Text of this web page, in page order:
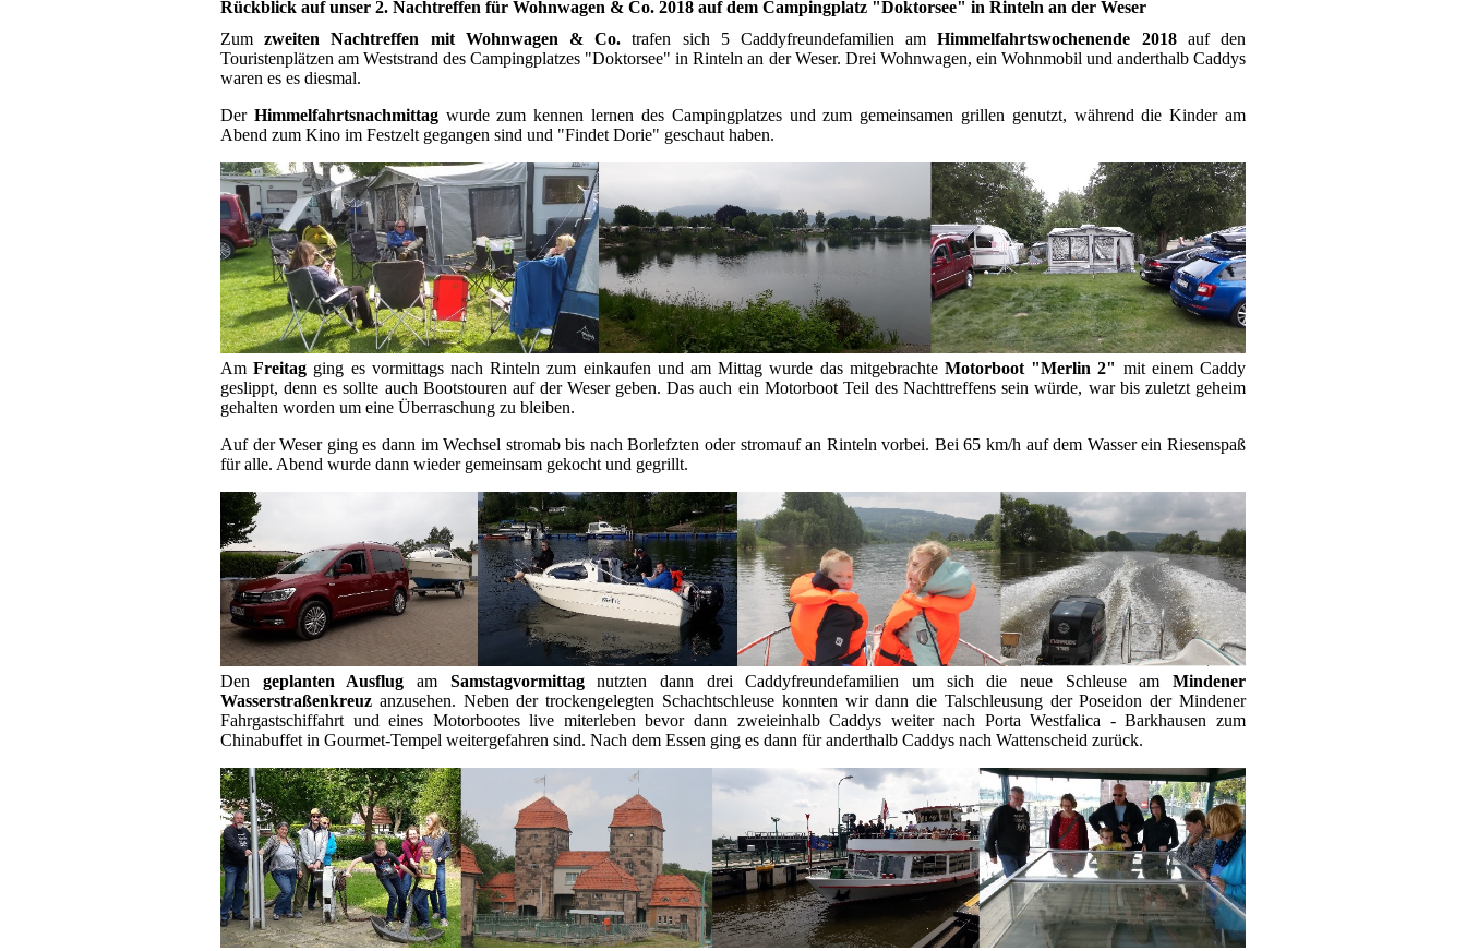
Rückblick auf unser 2. Nachtreffen für Wohnwagen & Co. 2018 auf dem Campingplatz "Doktorsee" in Rinteln an der Weser
Zumzweiten Nachtreffen mit Wohnwagen & Co. trafen sich 5 Caddyfreundefamilien amHimmelfahrtswochenende 2018auf den
Touristenplätzen am Weststrand des Campingplatzes "Doktorsee" in Rinteln an der Weser. Drei Wohnwagen, ein Wohnmobil und anderthalb Caddys
waren es es diesmal.
Der Himmelfahrtsnachmittagwurde zum kennen lernen des Campingplatzes und zum gemeinsamen grillen genutzt, während die Kinder am
Abend zum Kino im Festzelt gegangen sind und "Findet Dorie" geschaut haben.
AmFreitag ging es vormittags nach Rinteln zum einkaufen und am Mittag wurde das mitgebrachteMotorboot "Merlin 2" mit einem Caddy
geslippt, denn es sollte auch Bootstouren auf der Weser geben. Das auch ein Motorboot Teil des Nachttreffens sein würde, war bis zuletzt geheim
gehalten worden um eine Überraschung zu bleiben.
Auf der Weser ging es dann im Wechsel stromab bis nach Borlefzten oder stromauf an Rinteln vorbei. Bei 65 km/h auf dem Wasser ein Riesenspaß
für alle. Abend wurde dann wieder gemeinsam gekocht und gegrillt.
Den geplanten Ausflug am Samstagvormittagnutzten dann drei Caddyfreundefamilien um sich die neue Schleuse amMindener
Wasserstraßenkreuz anzusehen. Neben der trockengelegten Schachtschleuse konnten wir dann die Talschleusung der Poseidon der Mindener
Fahrgastschiffahrt und eines Motorbootes live miterleben bevor dann zweieinhalb Caddys weiter nach Porta Westfalica - Barkhausen zum
Chinabuffet in Gourmet-Tempel weitergefahren sind. Nach dem Essen ging es dann für anderthalb Caddys nach Wattenscheid zurück.